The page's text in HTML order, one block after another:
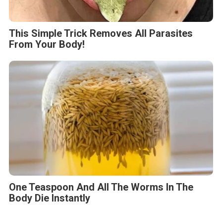
This Simple Trick Removes All Parasites
From Your Body!
One Teaspoon And All The Worms In The
Body Die Instantly